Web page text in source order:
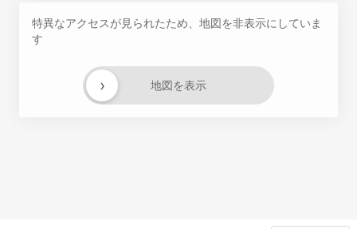
特異なアクセスが見られたため、地図を非表示にしていま
す
地図を表示
›